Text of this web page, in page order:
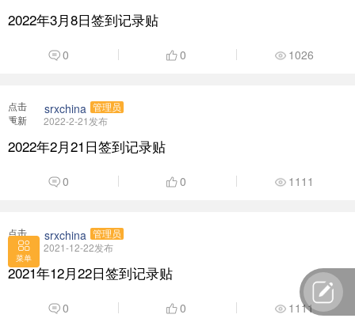
2022年3月8日签到记录贴
0 0 1026
点击
重新
srxchina 管理员
2022-2-21发布
2022年2月21日签到记录贴
0 0 1111
点击
重新
加载
srxchina 管理员
2021-12-22发布
2021年12月22日签到记录贴
0 0 1111
菜单